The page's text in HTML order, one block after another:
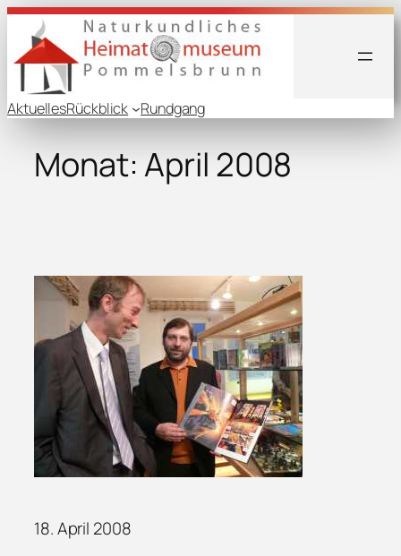
Zum
Inhalt
springen
AktuellesRückblick Rundgang
Monat:April 2008
18. April 2008